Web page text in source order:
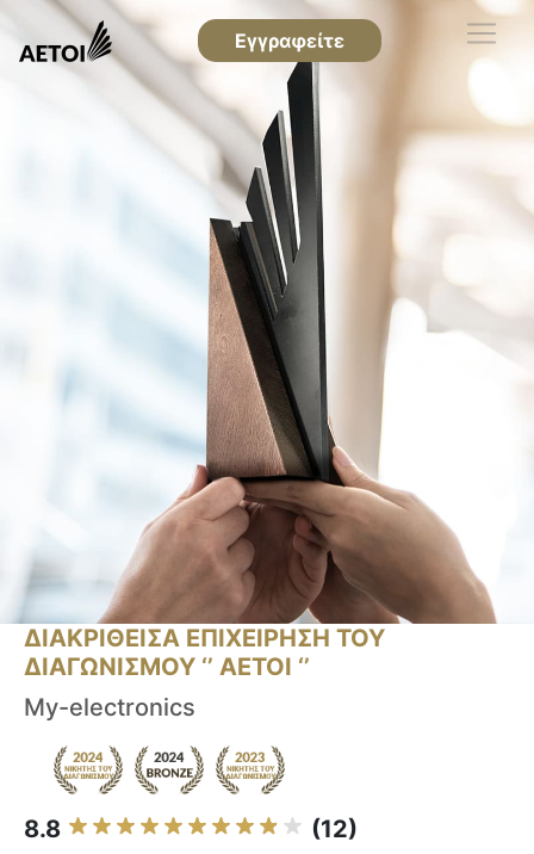
Εγγραφείτε
ΔΙΑΚΡΙΘΕΙΣΑ ΕΠΙΧΕΙΡΗΣΗ ΤΟΥ
ΔΙΑΓΩΝΙΣΜΟΥ ‘’ ΑΕΤΟΙ ‘’
My-electronics
8.8 (12)